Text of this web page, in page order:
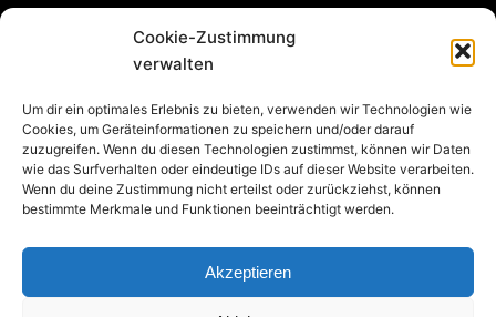
Cookie-Zustimmung
verwalten
Um dir ein optimales Erlebnis zu bieten, verwenden wir Technologien wie
Cookies, um Geräteinformationen zu speichern und/oder darauf
zuzugreifen. Wenn du diesen Technologien zustimmst, können wir Daten
wie das Surfverhalten oder eindeutige IDs auf dieser Website verarbeiten.
Wenn du deine Zustimmung nicht erteilst oder zurückziehst, können
bestimmte Merkmale und Funktionen beeinträchtigt werden.
Akzeptieren
Adresse:
Asbergplatz 6